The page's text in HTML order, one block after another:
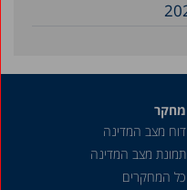
מחקר
דוח מצב המדינה
תמונת מצב המדינה
כל המחקרים